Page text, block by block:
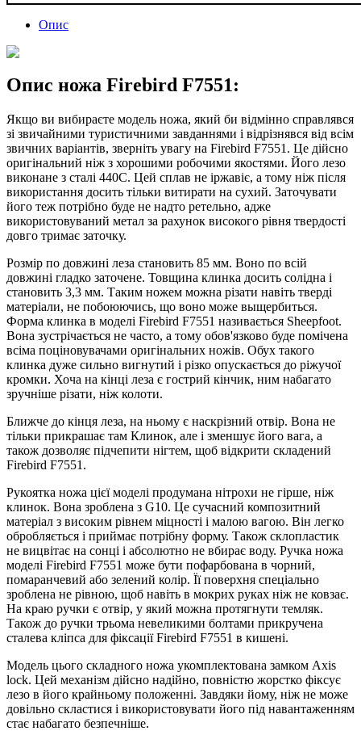
Опис
Опис ножа Firebird F7551:
Якщо ви вибираєте модель ножа, який би відмінно справлявся
зі звичайними туристичними завданнями і відрізнявся від всім
звичних варіантів, зверніть увагу на Firebird F7551. Це дійсно
оригінальний ніж з хорошими робочими якостями. Його лезо
виконане з сталі 440С. Цей сплав не іржавіє, а тому ніж після
використання досить тільки витирати на сухий. Заточувати
його теж потрібно буде не надто ретельно, адже
використовуваний метал за рахунок високого рівня твердості
довго тримає заточку.
Розмір по довжині леза становить 85 мм. Воно по всій
довжині гладко заточене. Товщина клинка досить солідна і
становить 3,3 мм. Таким ножем можна різати навіть тверді
матеріали, не побоюючись, що воно може выщербиться.
Форма клинка в моделі Firebird F7551 називається Sheepfoot.
Вона зустрічається не часто, а тому обов'язково буде помічена
всіма поціновувачами оригінальних ножів. Обух такого
клинка дуже сильно вигнутий і різко опускається до ріжучої
кромки. Хоча на кінці леза є гострий кінчик, ним набагато
зручніше різати, ніж колоти.
Ближче до кінця леза, на ньому є наскрізний отвір. Вона не
тільки прикрашає там Клинок, але і зменшує його вага, а
також дозволяє підчепити нігтем, щоб відкрити складений
Firebird F7551.
Рукоятка ножа цієї моделі продумана нітрохи не гірше, ніж
клинок. Вона зроблена з G10. Це сучасний композитний
матеріал з високим рівнем міцності і малою вагою. Він легко
обробляється і приймає потрібну форму. Також склопластик
не вицвітає на сонці і абсолютно не вбирає воду. Ручка ножа
моделі Firebird F7551 може бути пофарбована в чорний,
помаранчевий або зелений колір. Її поверхня спеціально
зроблена не рівною, щоб навіть в мокрих руках ніж не ковзає.
На краю ручки є отвір, у який можна протягнути темляк.
Також до ручки трьома невеликими болтами прикручена
сталева кліпса для фіксації Firebird F7551 в кишені.
Модель цього складного ножа укомплектована замком Axis
lock. Цей механізм дійсно надійно, повністю жорстко фіксує
лезо в його крайньому положенні. Завдяки йому, ніж не може
довільно скластися і використовувати його під навантаженням
стає набагато безпечніше.